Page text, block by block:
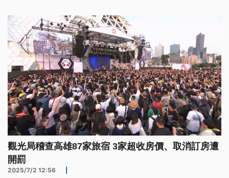
觀光局稽查高雄87家旅宿 3家超收房價、取消訂房遭
開罰
2025/7/2 12:56